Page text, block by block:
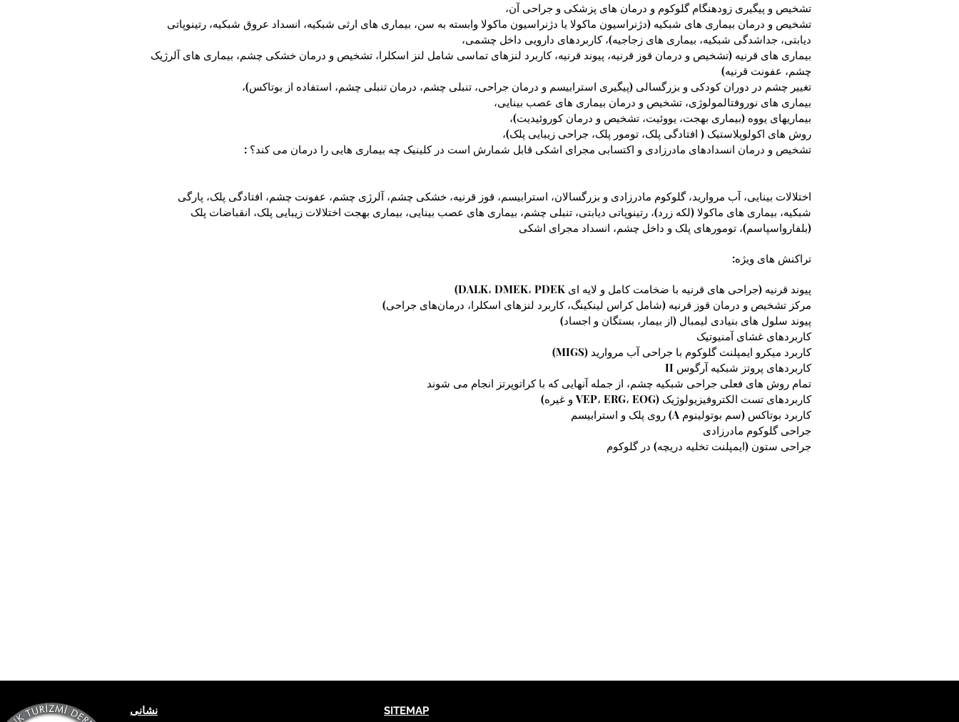
تشخیص و پیگیری زودهنگام گلوکوم و درمان های پزشکی و جراحی آن،
تشخیص و درمان بیماری های شبکیه (دژنراسیون ماکولا یا دژنراسیون ماکولا وابسته به سن، بیماری های ارثی شبکیه، انسداد عروق شبکیه، رتینوپاتی
دیابتی، جداشدگی شبکیه، بیماری های زجاجیه)، کاربردهای دارویی داخل چشمی،
بیماری های قرنیه (تشخیص و درمان قوز قرنیه، پیوند قرنیه، کاربرد لنزهای تماسی شامل لنز اسکلرا، تشخیص و درمان خشکی چشم، بیماری های آلرژیک
چشم، عفونت قرنیه)
تغییر چشم در دوران کودکی و بزرگسالی (پیگیری استرابیسم و درمان جراحی، تنبلی چشم، درمان تنبلی چشم، استفاده از بوتاکس)،
بیماری های نوروفتالمولوژی، تشخیص و درمان بیماری های عصب بینایی،
بیماریهای یووه (بیماری بهجت، یووئیت، تشخیص و درمان کوروئیدیت)،
روش های اکولوپلاستیک ( افتادگی پلک، تومور پلک، جراحی زیبایی پلک)،
تشخیص و درمان انسدادهای مادرزادی و اکتسابی مجرای اشکی قابل شمارش است در کلینیک چه بیماری هایی را درمان می کند؟ :
اختلالات بینایی، آب مروارید، گلوکوم مادرزادی و بزرگسالان، استرابیسم، قوز قرنیه، خشکی چشم، آلرژی چشم، عفونت چشم، افتادگی پلک، پارگی
شبکیه، بیماری های ماکولا (لکه زرد)، رتینوپاتی دیابتی، تنبلی چشم، بیماری های عصب بینایی، بیماری بهجت اختلالات زیبایی پلک، انقباضات پلک
(بلفارواسپاسم)، تومورهای پلک و داخل چشم، انسداد مجرای اشکی
تراکنش های ویژه:
پیوند قرنیه (جراحی های قرنیه با ضخامت کامل و لایه ای DALK، DMEK، PDEK)
مرکز تشخیص و درمان قوز قرنیه (شامل کراس لینکینگ، کاربرد لنزهای اسکلرا، درمان‌های جراحی)
پیوند سلول های بنیادی لیمبال (از بیمار، بستگان و اجساد)
کاربردهای غشای آمنیوتیک
کاربرد میکرو ایمپلنت گلوکوم با جراحی آب مروارید (MIGS)
کاربردهای پروتز شبکیه آرگوس II
تمام روش های فعلی جراحی شبکیه چشم، از جمله آنهایی که با کراتوپرتز انجام می شوند
کاربردهای تست الکتروفیزیولوژیک (VEP، ERG، EOG و غیره)
کاربرد بوتاکس (سم بوتولینوم A) روی پلک و استرابیسم
جراحی گلوکوم مادرزادی
جراحی ستون (ایمپلنت تخلیه دریچه) در گلوکوم
نشانی SITEMAP